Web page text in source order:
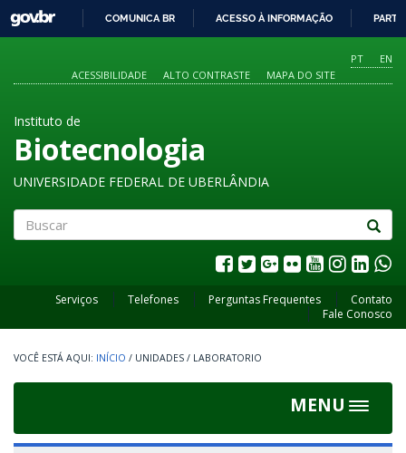
O
CONTEÚDO
GOVBR
COMUNICA BR ACESSO À INFORMAÇÃO
PT
EN
ACESSIBILIDADE
ALTO CONTRASTE MAPA DO SITE
Instituto de
Biotecnologia
UNIVERSIDADE FEDERAL DE UBERLÂNDIA
Serviços Telefones Perguntas Frequentes
Contato
Fale Conosco
INÍCIO / UNIDADES / LABORATORIO
MENU
Toggle